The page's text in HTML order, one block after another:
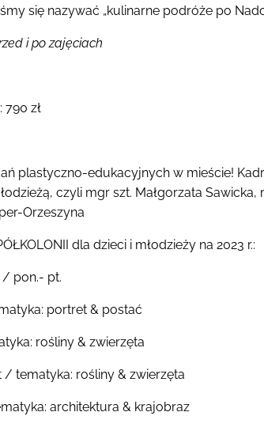
się nazywać „kulinarne podróże po
i po zajęciach
790 zł
plastyczno-edukacyjnych w mieście!
czyli mgr szt. Małgorzata
Orzeszyna
dla dzieci i młodzieży na 2023 r.:
/ pon.- pt.
portret & postać
rośliny & zwierzęta
/ tematyka: rośliny & zwierzęta
architektura & krajobraz